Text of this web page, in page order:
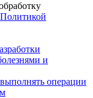
и
операции